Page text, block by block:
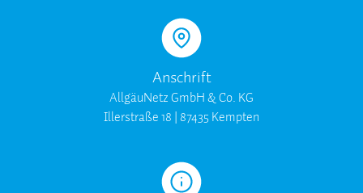
Anschrift
AllgäuNetz GmbH & Co. KG
Illerstraße 18 | 87435 Kempten